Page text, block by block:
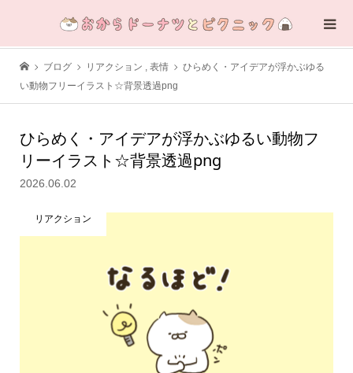
ブログ リアクション , 表情
ひらめく・アイデアが浮かぶゆる
い動物フリーイラスト☆背景透過png
ひらめく・アイデアが浮かぶゆるい動物フ
リーイラスト☆背景透過png
2026.06.02
リアクション